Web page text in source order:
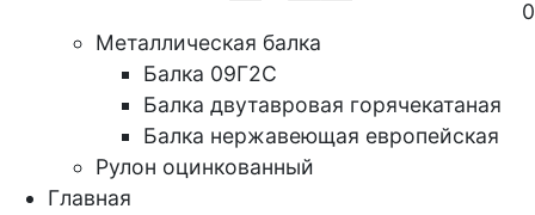
0
Металлическая балка
Балка 09Г2С
Балка двутавровая горячекатаная
Балка нержавеющая европейская
Рулон оцинкованный
Главная